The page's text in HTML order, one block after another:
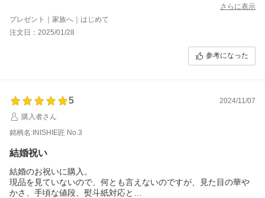
お勧めですよ。
さらに表示
プレゼント｜家族へ｜はじめて
注文日：2025/01/28
参考になった
5
2024/11/07
購入者さん
銘柄名:INISHIE匠 No.3
結婚祝い
結婚のお祝いに購入。
現品を見ていないので、何とも言えないのですが、見た目の華や
かさ、手頃な値段、熨斗紙対応と